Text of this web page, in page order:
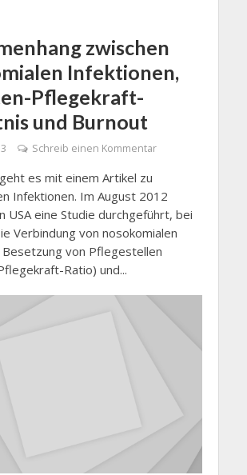
zwischen
Infektionen,
Pflegekraft-
und Burnout
Schreib einen Kommentar
es mit einem Artikel zu
Infektionen. Im August 2012
USA eine Studie durchgeführt, bei
Verbindung von nosokomialen
von Pflegestellen
Ratio) und...